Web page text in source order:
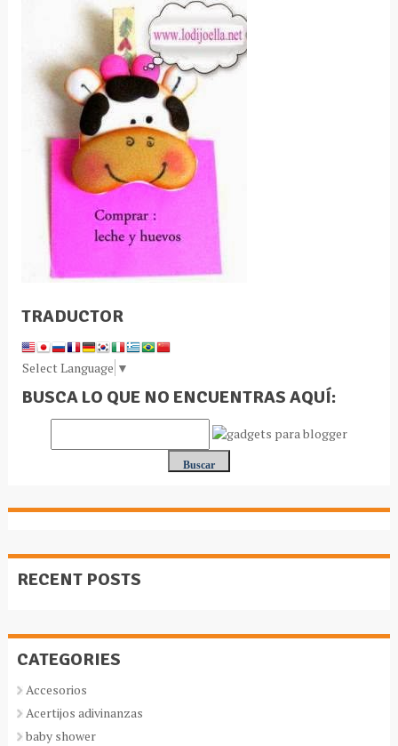
TRADUCTOR
Select Language ▼
BUSCA LO QUE NO ENCUENTRAS AQUÍ:
RECENT POSTS
CATEGORIES
Accesorios
Acertijos adivinanzas
baby shower